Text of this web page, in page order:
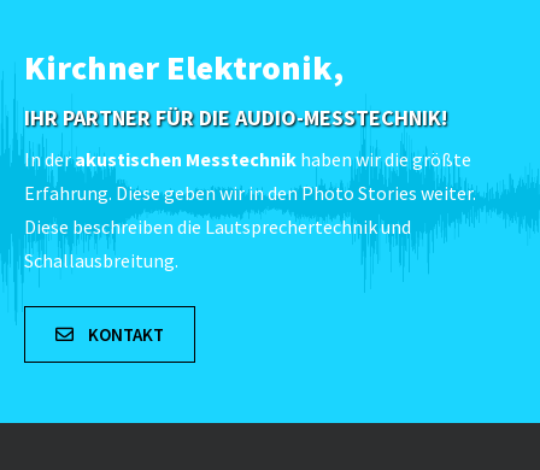
Kirchner Elektronik,
IHR PARTNER FÜR DIE AUDIO-MESSTECHNIK!
In derakustischen Messtechnik haben wir die größte
Erfahrung. Diese geben wir in den Photo Stories weiter.
Diese beschreiben die Lautsprechertechnik und
Schallausbreitung.
KONTAKT